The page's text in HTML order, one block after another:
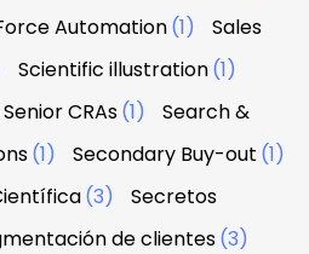
Automation(1)
Sales
Scientific illustration(1)
CRAs(1)
Search &
(1) Secondary Buy-out (1)
(3)
Secretos
de clientes(3)